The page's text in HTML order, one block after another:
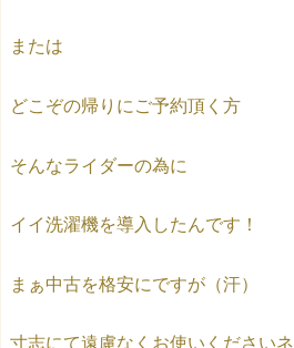
または
どこぞの帰りにご予約頂く方
そんなライダーの為に
イイ洗濯機を導入したんです！
まぁ中古を格安にですが（汗）
寸志にて遠慮なくお使いくださいネ